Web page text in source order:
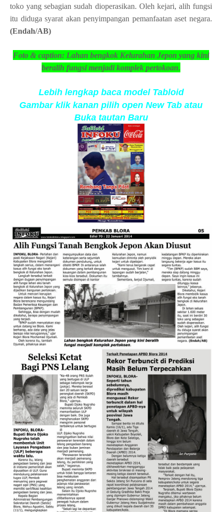
toko yang sebagian sudah dioperasikan. Oleh kejari, alih fungsi
itu diduga syarat akan penyimpangan pemanfaatan aset negara.
(Endah/AB)
Foto & caption: Lahan bengkok Kelurahan Jepon yang kini
beralih fungsi menjadi komplek pertokoan.
Lebih lengkap baca model Tabloid
Gambar klik kanan pilih open New Tab atau
Buka tautan Baru